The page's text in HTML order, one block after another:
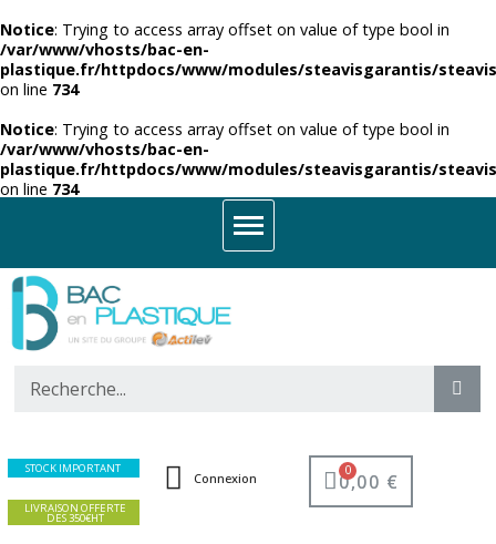
Notice: Trying to access array offset on value of type bool in
/var/www/vhosts/bac-en-
plastique.fr/httpdocs/www/modules/steavisgarantis/
on line 734
Notice: Trying to access array offset on value of type bool in
/var/www/vhosts/bac-en-
plastique.fr/httpdocs/www/modules/steavisgarantis/
on line 734
STOCK IMPORTANT
LIVRAISON OFFERTE
DES 350€HT
Connexion 0,00 €